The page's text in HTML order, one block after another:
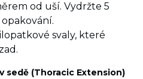
od uší. Vydržte 5
svaly, které
sedě (Thoracic Extension)